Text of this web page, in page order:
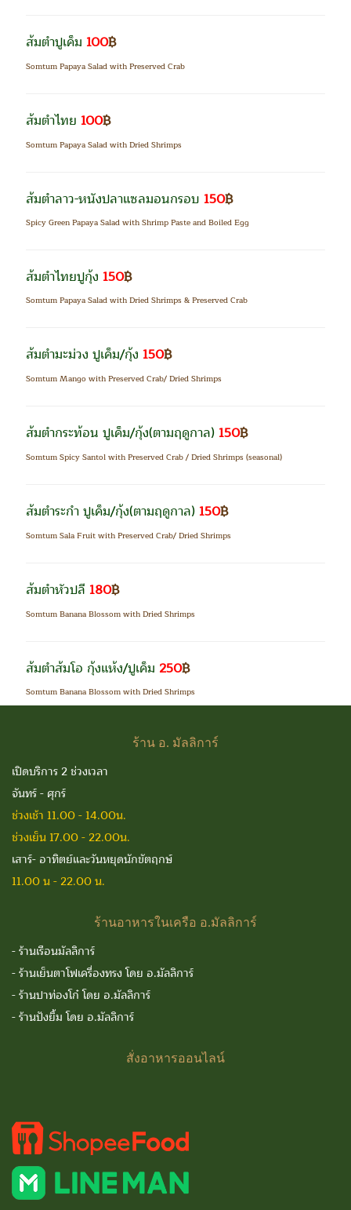
ส้มตำปูเค็ม 100฿
Somtum Papaya Salad with Preserved Crab
ส้มตำไทย 100฿
Somtum Papaya Salad with Dried Shrimps
ส้มตำลาว-หนังปลาแซลมอนกรอบ 150฿
Spicy Green Papaya Salad with Shrimp Paste and Boiled Egg
ส้มตำไทยปูกุ้ง 150฿
Somtum Papaya Salad with Dried Shrimps & Preserved Crab
ส้มตำมะม่วง ปูเค็ม/กุ้ง 150฿
Somtum Mango with Preserved Crab/ Dried Shrimps
ส้มตำกระท้อน ปูเค็ม/กุ้ง(ตามฤดูกาล) 150฿
Somtum Spicy Santol with Preserved Crab / Dried Shrimps (seasonal)
ส้มตำระกำ ปูเค็ม/กุ้ง(ตามฤดูกาล) 150฿
Somtum Sala Fruit with Preserved Crab/ Dried Shrimps
ส้มตำหัวปลี 180฿
Somtum Banana Blossom with Dried Shrimps
ส้มตำส้มโอ กุ้งแห้ง/ปูเค็ม 250฿
Somtum Banana Blossom with Dried Shrimps
ร้าน อ. มัลลิการ์
เปิดบริการ 2 ช่วงเวลา
จันทร์ - ศุกร์
ช่วงเช้า 11.00 - 14.00น.
ช่วงเย็น 17.00 - 22.00น.
เสาร์- อาทิตย์และวันหยุดนักขัตฤกษ์
11.00 น - 22.00 น.
ร้านอาหารในเครือ อ.มัลลิการ์
-ร้านเรือนมัลลิการ์
-ร้านเย็นตาโฟเครื่องทรง โดย อ.มัลลิการ์
-ร้านปาท่องโก๋ โดย อ.มัลลิการ์
-ร้านปังยิ้ม โดย อ.มัลลิการ์
สั่งอาหารออนไลน์